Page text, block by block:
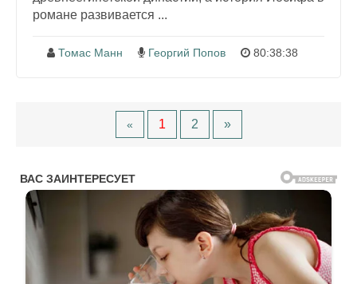
романе развивается ...
Томас Манн Георгий Попов 80:38:38
« 1 2 »